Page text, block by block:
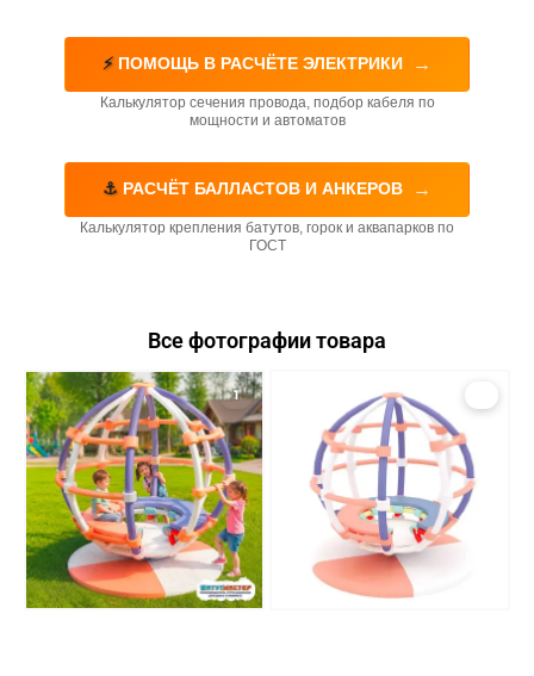
⚡ ПОМОЩЬ В РАСЧЁТЕ ЭЛЕКТРИКИ →
Калькулятор сечения провода, подбор кабеля по
мощности и автоматов
⚓ РАСЧЁТ БАЛЛАСТОВ И АНКЕРОВ →
Калькулятор крепления батутов, горок и аквапарков по
ГОСТ
Все фотографии товара
1